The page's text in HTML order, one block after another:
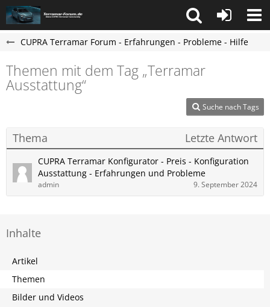
CUPRA Terramar Forum - Erfahrungen - Probleme - Hilfe
Themen mit dem Tag „Terramar
Ausstattung“
Suche nach Tags
Thema Letzte Antwort
CUPRA Terramar Konfigurator - Preis - Konfiguration
Ausstattung - Erfahrungen und Probleme
admin 9. September 2024
Inhalte
Artikel
Themen
Bilder und Videos